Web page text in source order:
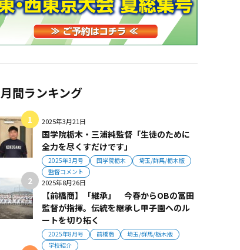
月間ランキング
2025年3月21日
国学院栃木・三浦純監督「生徒のために
全力を尽くすだけです」
2025年3月号 国学院栃木
埼玉/群馬/栃木版
監督コメント
2025年8月26日
【前橋商】「継承」 今春からOBの冨田
監督が指揮。伝統を継承し甲子園へのル
ートを切り拓く
2025年8月号 前橋商
埼玉/群馬/栃木版
学校紹介